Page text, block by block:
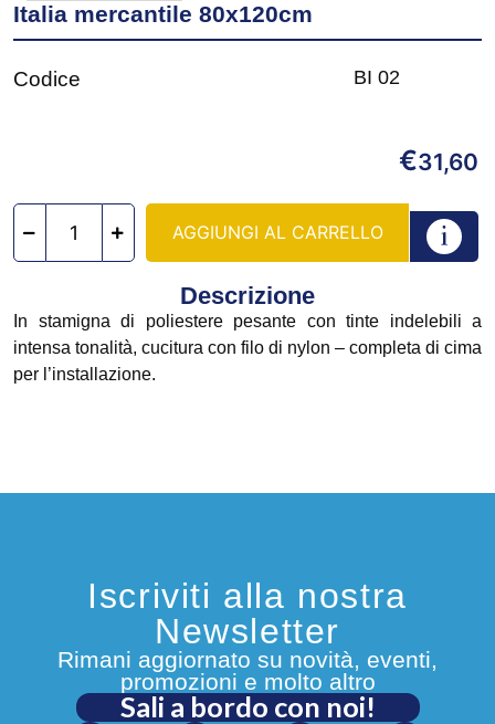
Italia mercantile 80x120cm
Codice BI 02
€31,60
AGGIUNGI AL CARRELLO
Descrizione
In stamigna di poliestere pesante con tinte indelebili a
intensa tonalità, cucitura con filo di nylon – completa di cima
per l’installazione.
Iscriviti alla nostra
Newsletter
Rimani aggiornato su novità, eventi,
promozioni e molto altro
Sali a bordo con noi!